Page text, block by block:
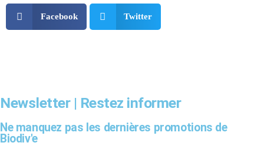
Facebook Twitter
Newsletter | Restez informer
Ne manquez pas les dernières promotions de
Biodiv'e